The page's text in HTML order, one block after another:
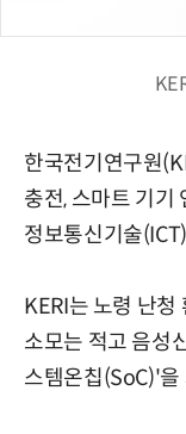
한국전기연구원
충전, 스마트 기기
정보통신기술
KERI는 노령 난청
소모는 적고 음성
스템온칩(SoC)'을